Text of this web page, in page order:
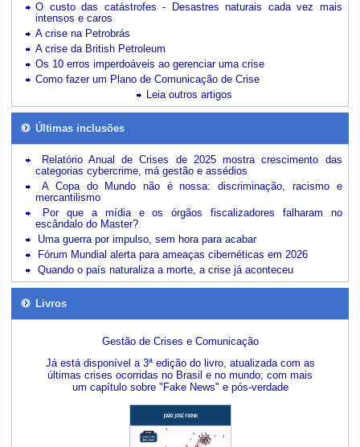
O custo das catástrofes -
Desastres naturais cada vez mais
intensos e caros
A crise na Petrobrás
A crise da British Petroleum
Os 10 erros imperdoáveis ao gerenciar uma crise
Como fazer um Plano de Comunicação de Crise
Leia outros artigos
Últimas inclusões
Relatório Anual de Crises de 2025 mostra crescimento das
categorias cybercrime, má gestão e assédios
A Copa do Mundo não é nossa: discriminação, racismo e
mercantilismo
Por que a mídia e os órgãos fiscalizadores falharam no
escândalo do Master?
Uma guerra por impulso, sem hora para acabar
Fórum Mundial alerta para ameaças cibernéticas em 2026
Quando o país naturaliza a morte, a crise já aconteceu
Livros
Gestão de Crises e Comunicação
Já está disponível a 3ª edição do livro, atualizada com as
últimas crises ocorridas no Brasil e no mundo; com mais
um capítulo sobre "Fake News" e pós-verdade